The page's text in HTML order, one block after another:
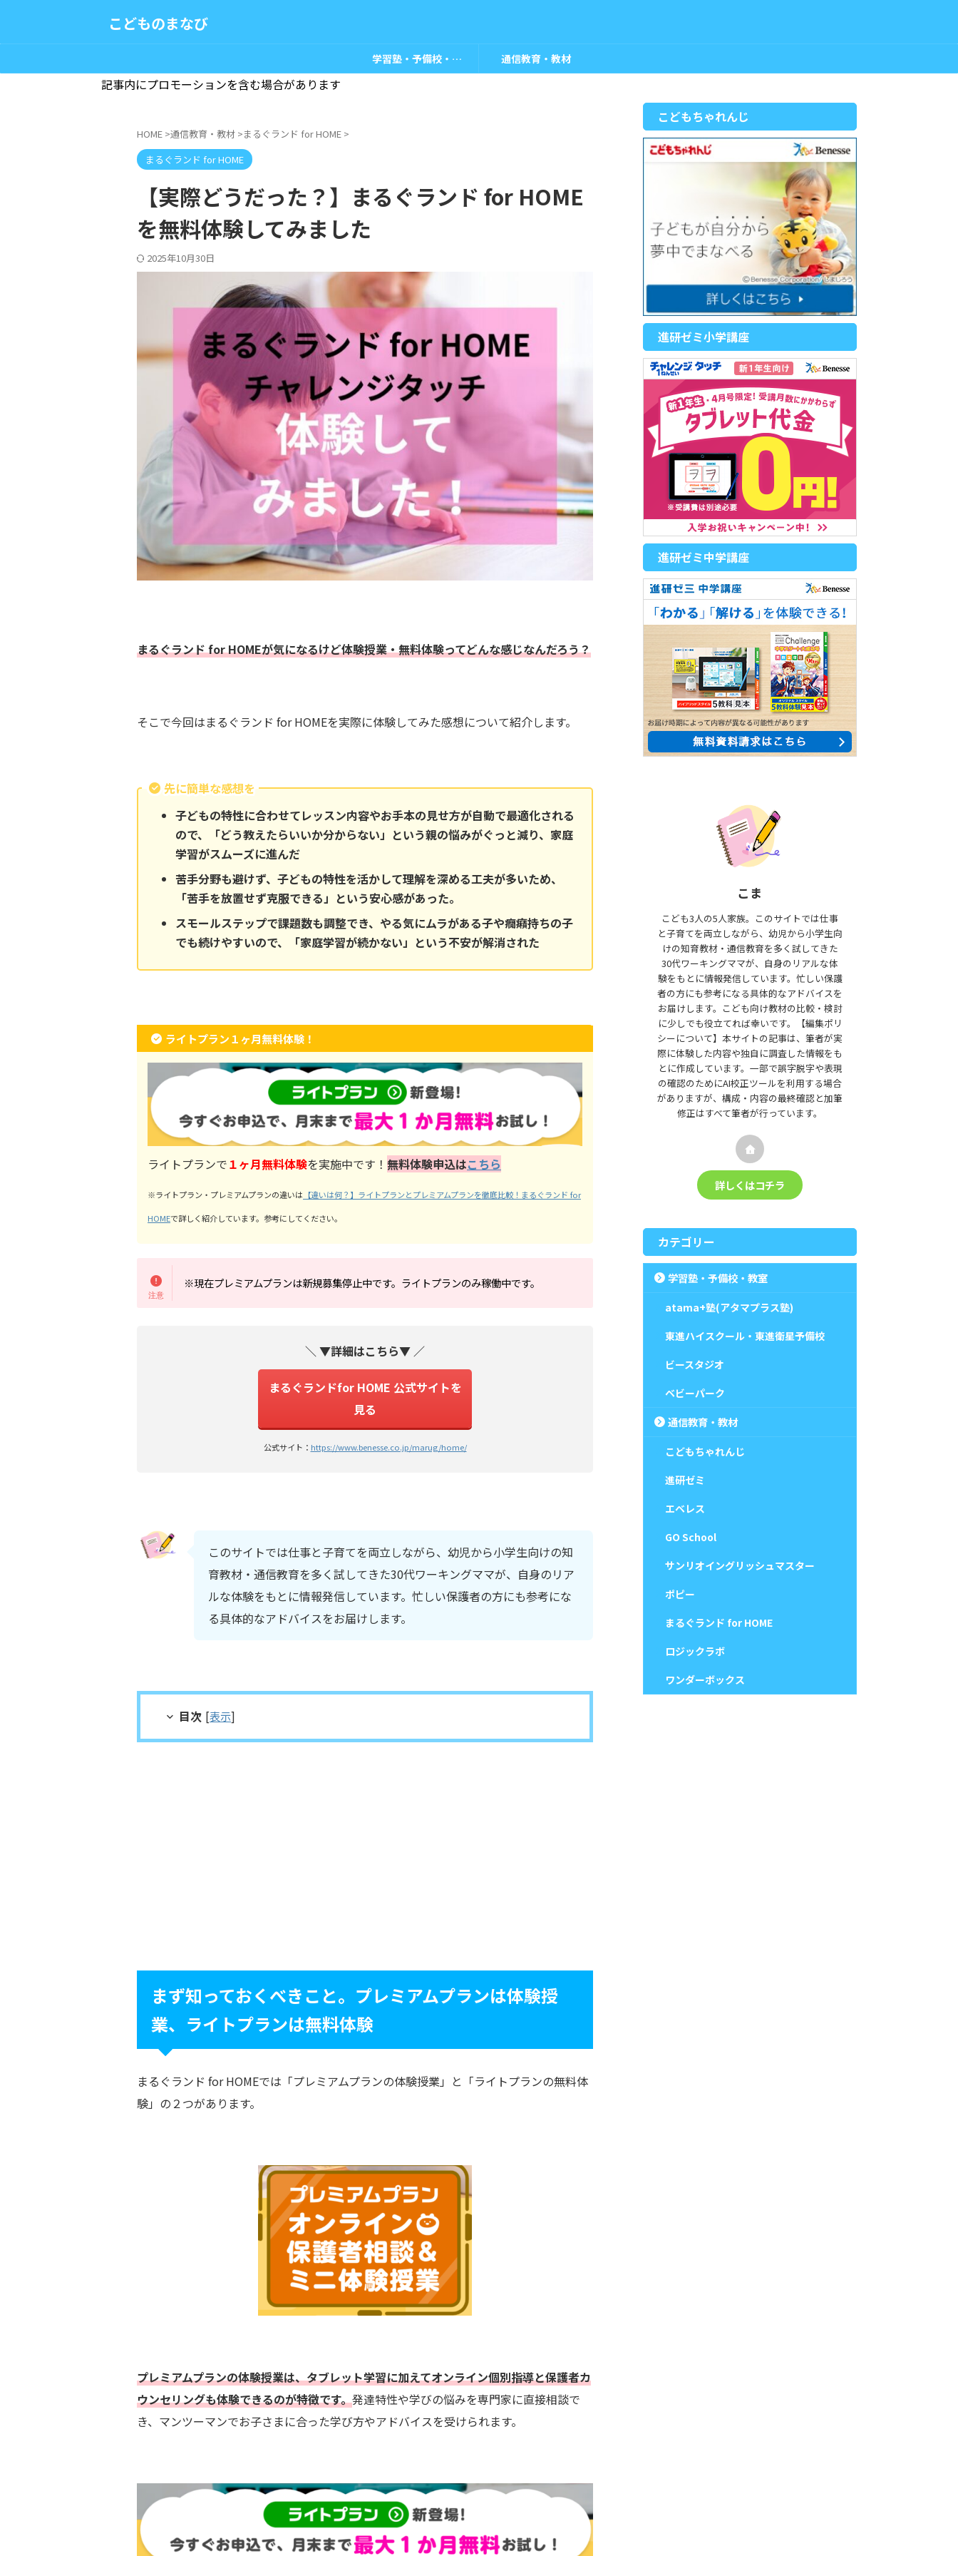
こどものまなび
学習塾・予備校・教室 通信教育・教材
記事内にプロモーションを含む場合があります
HOME >通信教育・教材 >まるぐランド for HOME >
まるぐランド for HOME
【実際どうだった？】まるぐランド for HOME
を無料体験してみました
2025年10月30日
まるぐランド for HOMEが気になるけど体験授業・無料体験ってどんな感じなんだろう？
そこで今回はまるぐランド for HOMEを実際に体験してみた感想について紹介します。
先に簡単な感想を
子どもの特性に合わせてレッスン内容やお手本の見せ方が自動で最適化される
ので、「どう教えたらいいか分からない」という親の悩みがぐっと減り、家庭
学習がスムーズに進んだ
苦手分野も避けず、子どもの特性を活かして理解を深める工夫が多いため、
「苦手を放置せず克服できる」という安心感があった。
スモールステップで課題数も調整でき、やる気にムラがある子や癇癪持ちの子
でも続けやすいので、「家庭学習が続かない」という不安が解消された
ライトプラン１ヶ月無料体験！
ライトプランで１ヶ月無料体験を実施中です！ 無料体験申込はこちら
※ライトプラン・プレミアムプランの違いは 【違いは何？】ライトプランとプレミアムプランを徹底比較！まるぐランド for
HOMEで詳しく紹介しています。参考にしてください。
※現在プレミアムプランは新規募集停止中です。ライトプランのみ稼働中です。
＼ ▼詳細はこちら▼ ／
まるぐランドfor HOME 公式サイトを
見る
公式サイト： https://www.benesse.co.jp/marug/home/
このサイトでは仕事と子育てを両立しながら、幼児から小学生向けの知
育教材・通信教育を多く試してきた30代ワーキングママが、自身のリア
ルな体験をもとに情報発信しています。忙しい保護者の方にも参考にな
る具体的なアドバイスをお届けします。
目次 [表示]
まず知っておくべきこと。プレミアムプランは体験授
業、ライトプランは無料体験
まるぐランド for HOMEでは「プレミアムプランの体験授業」と「ライトプランの無料体
験」の２つがあります。
プレミアムプランの体験授業は、タブレット学習に加えてオンライン個別指導と保護者カ
ウンセリングも体験できるのが特徴です。発達特性や学びの悩みを専門家に直接相談で
き、マンツーマンでお子さまに合った学び方やアドバイスを受けられます。
こどもちゃれんじ
進研ゼミ小学講座
進研ゼミ中学講座
こま
こども3人の5人家族。このサイトでは仕事
と子育てを両立しながら、幼児から小学生向
けの知育教材・通信教育を多く試してきた
30代ワーキングママが、自身のリアルな体
験をもとに情報発信しています。忙しい保護
者の方にも参考になる具体的なアドバイスを
お届けします。こども向け教材の比較・検討
に少しでも役立てれば幸いです。【編集ポリ
シーについて】本サイトの記事は、筆者が実
際に体験した内容や独自に調査した情報をも
とに作成しています。一部で誤字脱字や表現
の確認のためにAI校正ツールを利用する場合
がありますが、構成・内容の最終確認と加筆
修正はすべて筆者が行っています。
詳しくはコチラ
カテゴリー
学習塾・予備校・教室
atama+塾(アタマプラス塾)
東進ハイスクール・東進衛星予備校
ビースタジオ
ベビーパーク
通信教育・教材
こどもちゃれんじ
進研ゼミ
エベレス
GO School
サンリオイングリッシュマスター
ポピー
まるぐランド for HOME
ロジックラボ
ワンダーボックス